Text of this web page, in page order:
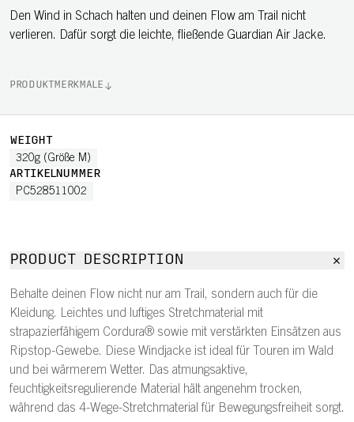
Den Wind in Schach halten und deinen Flow am Trail nicht
verlieren. Dafür sorgt die leichte, fließende Guardian Air Jacke.
PRODUKTMERKMALE
WEIGHT
320g (Größe M)
ARTIKELNUMMER
PC528511002
PRODUCT DESCRIPTION
Behalte deinen Flow nicht nur am Trail, sondern auch für die
Kleidung. Leichtes und luftiges Stretchmaterial mit
strapazierfähigem Cordura® sowie mit verstärkten Einsätzen aus
Ripstop-Gewebe. Diese Windjacke ist ideal für Touren im Wald
und bei wärmerem Wetter. Das atmungsaktive,
feuchtigkeitsregulierende Material hält angenehm trocken,
während das 4-Wege-Stretchmaterial für Bewegungsfreiheit sorgt.